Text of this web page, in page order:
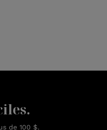
de 100 $.